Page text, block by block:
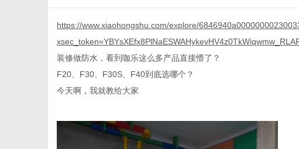
https://www.xiaohongshu.com/explore/
装修做防水，看到咖乐这么多产品直接懵了？
F20、F30、F30S、F40到底选哪个？
今天啊，我就教给大家